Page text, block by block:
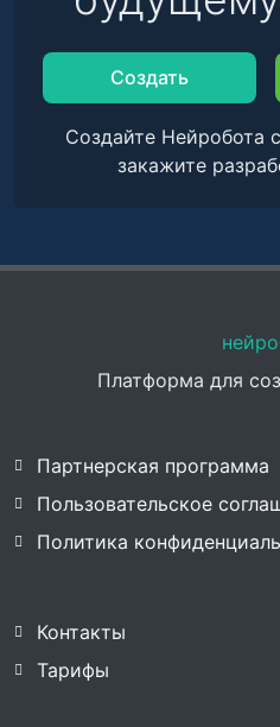
Создать
Создайте Нейробота
закажите
Платформа для
Партнерская программа
Пользовательское
Политика
Контакты
Тарифы